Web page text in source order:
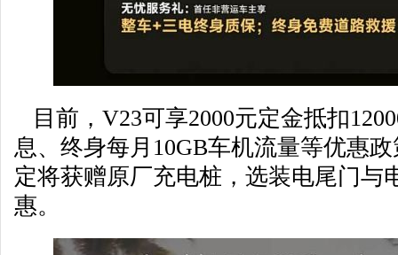
目前，V23可享2000元定金抵扣
息、终身每月10GB车机流量等优惠
定将获赠原厂充电桩，选装电尾门与
惠。